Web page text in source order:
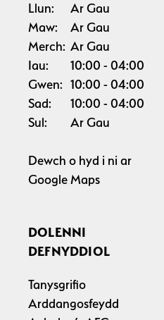
Llun:
Ar Gau
Maw:
Ar Gau
Merch: Ar Gau
Iau:
10:00
04:00
Gwen: 10:00
04:00
Sad:
10:00
04:00
Sul:
Ar Gau
Dewch o hyd i ni ar
Google Maps
DOLENNI
DEFNYDDIOL
Tanysgrifio
Arddangosfeydd